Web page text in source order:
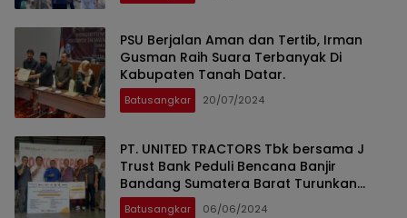
PSU Berjalan Aman dan Tertib, Irman
Gusman Raih Suara Terbanyak Di
Kabupaten Tanah Datar.
Batusangkar 20/07/2024
PT. UNITED TRACTORS Tbk bersama J
Trust Bank Peduli Bencana Banjir
Bandang Sumatera Barat Turunkan
Bantuan
Batusangkar 06/06/2024